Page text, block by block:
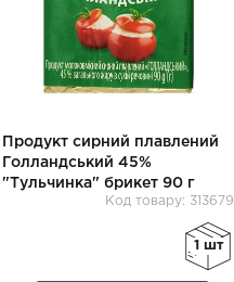
Продукт сирний плавлений
Голландський 45%
"Тульчинка" брикет 90 г
Код товару: 313679
1 шт